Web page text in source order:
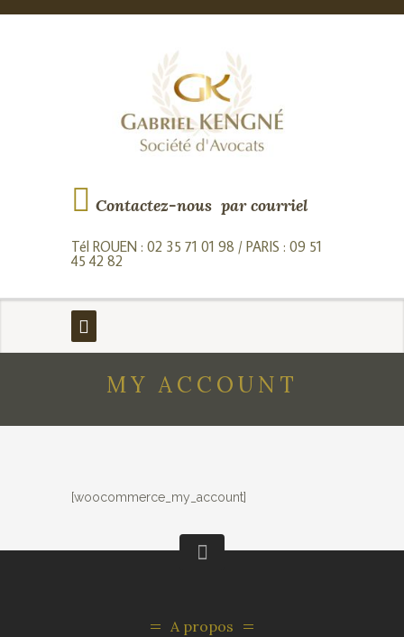
Contactez-nous par courriel
Tél ROUEN : 02 35 71 01 98 / PARIS : 09 51
45 42 82
MY ACCOUNT
[woocommerce_my_account]
A propos